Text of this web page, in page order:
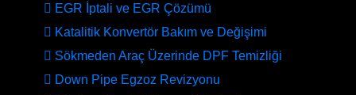
EGR İptali ve EGR Çözümü
Katalitik Konvertör Bakım ve Değişimi
Sökmeden Araç Üzerinde DPF Temizliği
Down Pipe Egzoz Revizyonu